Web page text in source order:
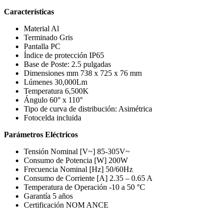
Características
Material Al
Terminado Gris
Pantalla PC
Índice de protección IP65
Base de Poste: 2.5 pulgadas
Dimensiones mm 738 x 725 x 76 mm
Lúmenes 30,000Lm
Temperatura 6,500K
Ángulo 60° x 110°
Tipo de curva de distribución: Asimétrica
Fotocelda incluida
Parámetros Eléctricos
Tensión Nominal [V~] 85-305V~
Consumo de Potencia [W] 200W
Frecuencia Nominal [Hz] 50/60Hz
Consumo de Corriente [A] 2.35 – 0.65 A
Temperatura de Operación -10 a 50 °C
Garantía 5 años
Certificación NOM ANCE